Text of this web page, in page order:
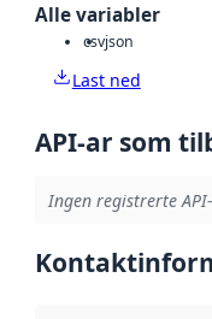
Alle variabler
csvjson
Last ned
API-ar som
Ingen registrerte